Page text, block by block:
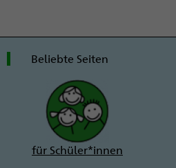
Beliebte Seiten
für Schüler*innen